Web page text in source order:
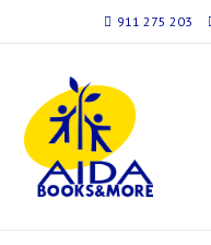
911 275 203